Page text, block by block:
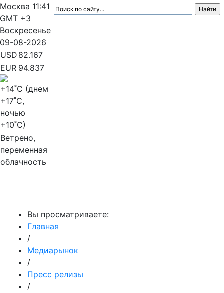
Москва 11:41
GMT +3
Воскресенье
09-08-2026
USD 82.167
EUR 94.837
+14˚C (днем
+17˚C,
ночью
+10˚C)
Ветрено,
переменная
облачность
Вы просматриваете:
Главная
/
Медиарынок
/
Пресс релизы
/